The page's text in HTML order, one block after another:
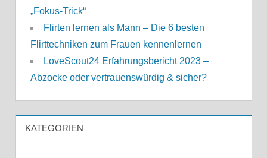
„Fokus-Trick“
Flirten lernen als Mann – Die 6 besten
Flirttechniken zum Frauen kennenlernen
LoveScout24 Erfahrungsbericht 2023 –
Abzocke oder vertrauenswürdig & sicher?
KATEGORIEN